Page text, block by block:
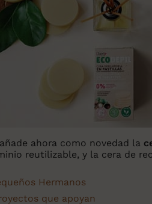
ahora como novedad la
reutilizable, y la cera de
Hermanos
que apoyan